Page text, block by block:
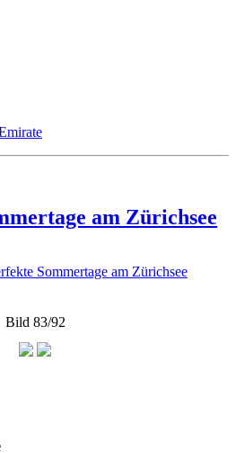
am Zürichsee
Sommertage am Zürichsee
Bild 83/92